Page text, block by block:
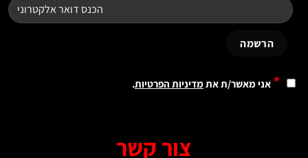
אני מאשר/ת אתמדיניות הפרטיות.
צור קשר